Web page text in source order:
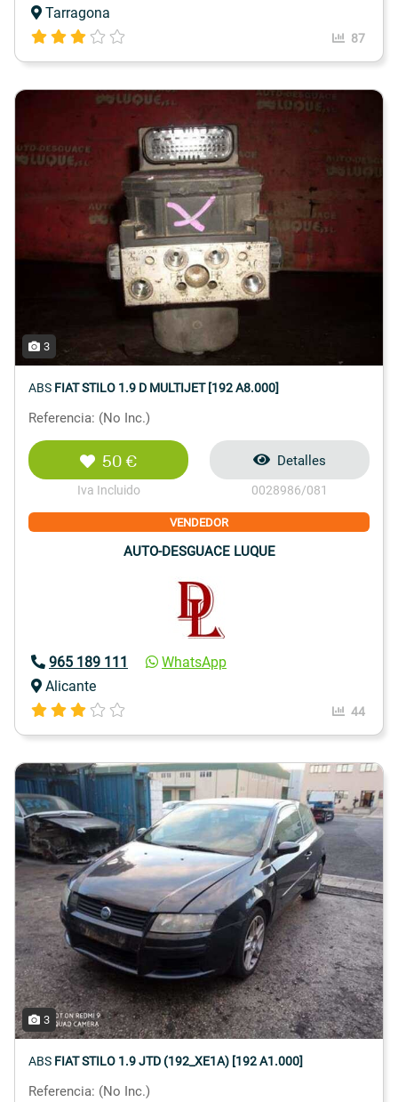
Tarragona
87
3
ABS FIAT STILO 1.9 D MULTIJET [192 A8.000]
Referencia: (No Inc.)
50 €
Iva Incluido
Detalles
0028986/081
VENDEDOR
AUTO-DESGUACE LUQUE
965 189 111
WhatsApp
Alicante
44
3
ABS FIAT STILO 1.9 JTD (192_XE1A) [192 A1.000]
Referencia: (No Inc.)